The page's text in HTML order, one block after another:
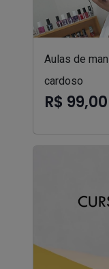
Aulas de
cardoso
R$ 99,00